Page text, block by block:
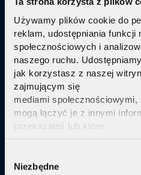
Używamy plików cookie do
reklam, udostępniania funkcji
społecznościowych i
naszego ruchu.
jak korzystasz z naszej
zajmującym się
mediami
mogą łączyć je z innymi
przekazałeś lub które
Selection
Niezbędne
Telewizja Replay
Pakiety internetu z
technologi IPTV Replay
Sprawdź